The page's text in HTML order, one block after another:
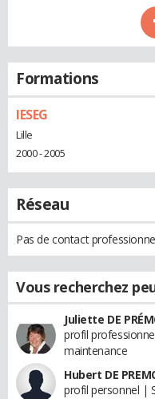
Formations
IESEG
Lille
2000 - 2005
Réseau
Pas de contact
Vous recherchez
Juliette DE
profil
maintenance
Hubert DE
profil personnel |